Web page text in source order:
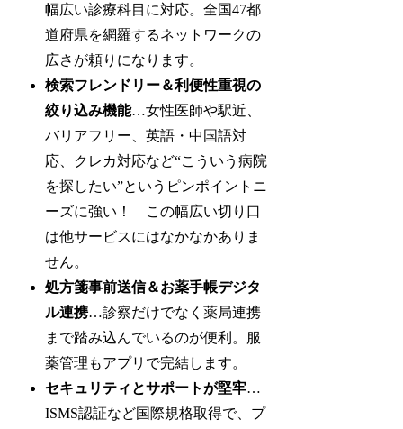
幅広い診療科目に対応。全国47都
道府県を網羅するネットワークの
広さが頼りになります。
検索フレンドリー＆利便性重視の
絞り込み機能…女性医師や駅近、
バリアフリー、英語・中国語対
応、クレカ対応など“こういう病院
を探したい”というピンポイントニ
ーズに強い！ この幅広い切り口
は他サービスにはなかなかありま
せん。
処方箋事前送信＆お薬手帳デジタ
ル連携…診察だけでなく薬局連携
まで踏み込んでいるのが便利。服
薬管理もアプリで完結します。
セキュリティとサポートが堅牢…
ISMS認証など国際規格取得で、プ